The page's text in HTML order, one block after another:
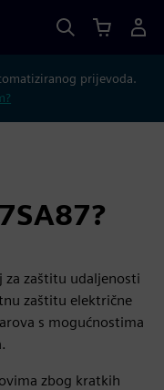
prijevoda.
za zaštitu udaljenosti
zaštitu električne
s mogućnostima
zbog kratkih